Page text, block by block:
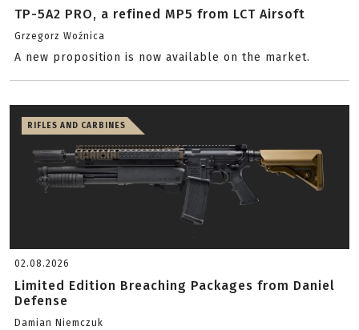
TP-5A2 PRO, a refined MP5 from LCT Airsoft
Grzegorz Woźnica
A new proposition is now available on the market.
RIFLES AND CARBINES
02.08.2026
Limited Edition Breaching Packages from Daniel
Defense
Damian Niemczuk